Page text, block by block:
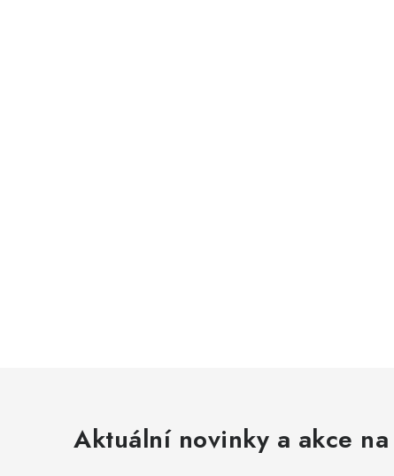
Aktuální novinky a akce na